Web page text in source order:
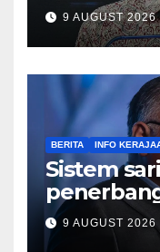
9 AUGUST 2026
BERITA INFO
Sistem
semula,
9 AUGUST 2026